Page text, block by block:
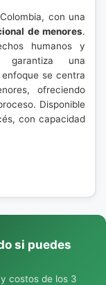
con una
de menores.
humanos y
garantiza una
se centra
ofreciendo
Disponible
con capacidad
si puedes
costos de los 3